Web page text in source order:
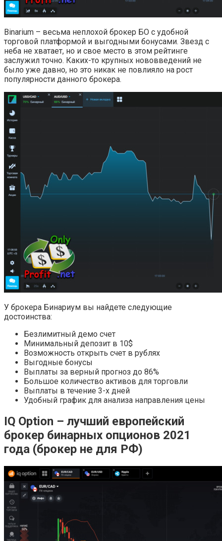
Binarium – весьма неплохой брокер БО с удобной
торговой платформой и выгодными бонусами. Звезд с
неба не хватает, но и свое место в этом рейтинге
заслужил точно. Каких-то крупных нововведений не
было уже давно, но это никак не повлияло на рост
популярности данного брокера.
У брокера Бинариум вы найдете следующие
достоинства:
Безлимитный демо счет
Минимальный депозит в 10$
Возможность открыть счет в рублях
Выгодные бонусы
Выплаты за верный прогноз до 86%
Большое количество активов для торговли
Выплаты в течение 3-х дней
Удобный график для анализа направления цены
IQ Option – лучший европейский
брокер бинарных опционов 2021
года (брокер не для РФ)